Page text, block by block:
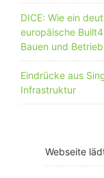
DICE: Wie ein
europäische
Bauen und
Eindrücke aus
Infrastruktur
Webseite